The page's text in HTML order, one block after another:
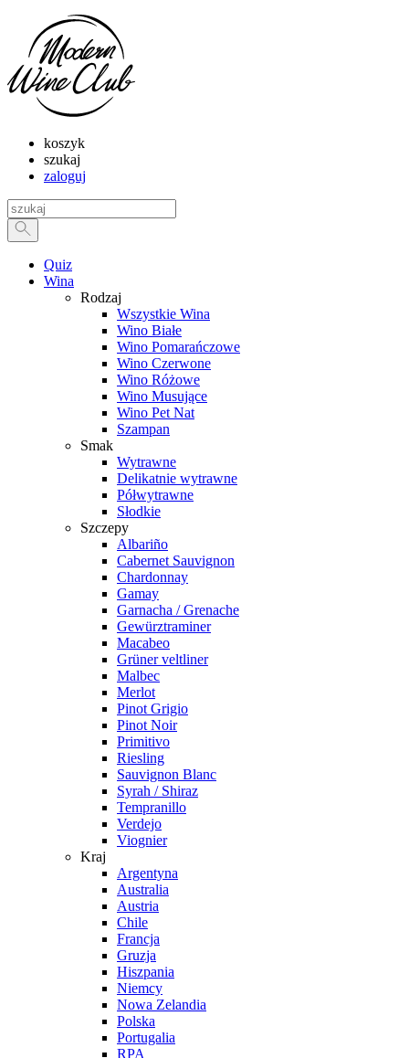
koszyk
szukaj
zaloguj
Quiz
Wina
Rodzaj
Wszystkie Wina
Wino Białe
Wino Pomarańczowe
Wino Czerwone
Wino Różowe
Wino Musujące
Wino Pet Nat
Szampan
Smak
Wytrawne
Delikatnie wytrawne
Półwytrawne
Słodkie
Szczepy
Albariño
Cabernet Sauvignon
Chardonnay
Gamay
Garnacha / Grenache
Gewürztraminer
Macabeo
Grüner veltliner
Malbec
Merlot
Pinot Grigio
Pinot Noir
Primitivo
Riesling
Sauvignon Blanc
Syrah / Shiraz
Tempranillo
Verdejo
Viognier
Kraj
Argentyna
Australia
Austria
Chile
Francja
Gruzja
Hiszpania
Niemcy
Nowa Zelandia
Polska
Portugalia
RPA